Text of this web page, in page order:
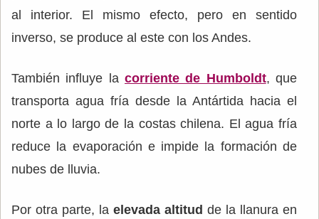
al interior. El mismo efecto, pero en sentido
inverso, se produce al este con los Andes.
También influye la corriente de Humboldt, que
transporta agua fría desde la Antártida hacia el
norte a lo largo de la costas chilena. El agua fría
reduce la evaporación e impide la formación de
nubes de lluvia.
Por otra parte, la elevada altitud de la llanura en